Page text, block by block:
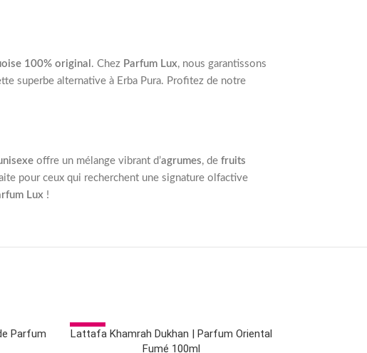
100% original . Chez Parfum Lux, nous garantissons
superbe alternative à Erba Pura. Profitez de notre
offre un mélange vibrant d’agrumes, de fruits
pour ceux qui recherchent une signature olfactive
Lux !
Parfum -8%
AJOUTER AU PANIER
Lattafa Khamrah Dukhan | Parfum Oriental
Fumé 100ml